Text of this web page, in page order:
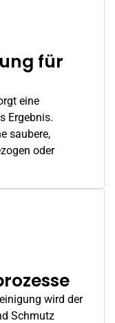
für
eine
Ergebnis.
saubere,
oder
wird der
Schmutz